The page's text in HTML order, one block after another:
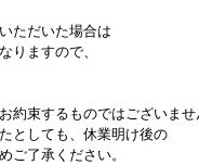
マ限定 特別SALE】■湘南イン
ョナル■■X'mas■ 壁掛けアド
ただいた場合は
りますので、
約束するものではございませ
としても、休業明け後の
ご了承ください。